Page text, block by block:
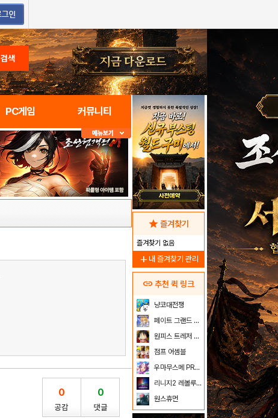
검색
PC게임 커뮤니티
0 0
star 즐겨찾기
즐겨찾기 없음
add 내 즐겨찾기 관리
link 추천 퀵 링크
냥코대전쟁
페이트 그랜드 오더
원피스 트레저 크루즈
점프 어셈블
우마무스메 PRETTY DERBY
리니지2 레볼루션
원스휴먼